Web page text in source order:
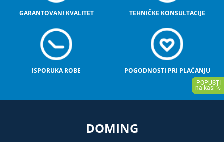
GARANTOVANI KVALITET TEHNIČKE KONSULTACIJE
ISPORUKA ROBE POGODNOSTI PRI PLAĆANJU
DOMING